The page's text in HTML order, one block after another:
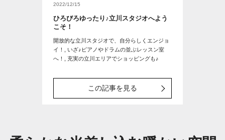
2022/12/15
ひろびろゆったり♪立川スタジオへよう
こそ！
開放的な立川スタジオで、自分らしくエンジョ
イ！, いざ♪ピアノやドラムの並ぶレッスン室
へ！, 充実の立川エリアでショッピングも♪
この記事を見る